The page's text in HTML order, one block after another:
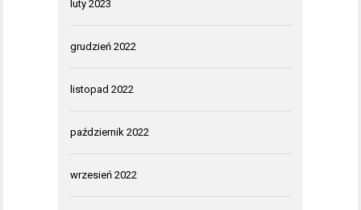
luty 2023
grudzień 2022
listopad 2022
październik 2022
wrzesień 2022